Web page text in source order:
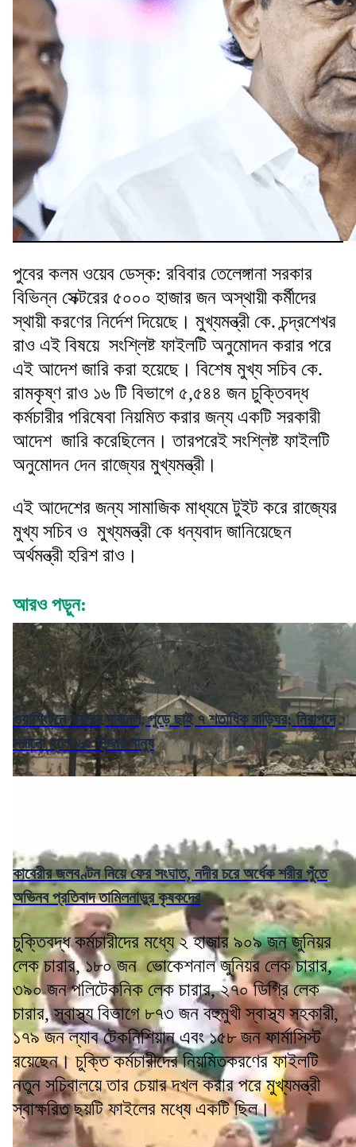
পুবের কলম ওয়েব ডেস্ক: রবিবার তেলেঙ্গানা সরকার
বিভিন্ন সেক্টরের ৫০০০ হাজার জন অস্থায়ী কর্মীদের
স্থায়ী করণের নির্দেশ দিয়েছে। মুখ্যমন্ত্রী কে. চন্দ্রশেখর
রাও এই বিষয়ে সংশ্লিষ্ট ফাইলটি অনুমোদন করার পরে
এই আদেশ জারি করা হয়েছে। বিশেষ মুখ্য সচিব কে.
রামকৃষ্ণ রাও ১৬ টি বিভাগে ৫,৫৪৪ জন চুক্তিবদ্ধ
কর্মচারীর পরিষেবা নিয়মিত করার জন্য একটি সরকারী
আদেশ জারি করেছিলেন। তারপরেই সংশ্লিষ্ট ফাইলটি
অনুমোদন দেন রাজ্যের মুখ্যমন্ত্রী।
এই আদেশের জন্য সামাজিক মাধ্যমে টুইট করে রাজ্যের
মুখ্য সচিব ও মুখ্যমন্ত্রী কে ধন্যবাদ জানিয়েছেন
অর্থমন্ত্রী হরিশ রাও।
আরও পড়ুন:
ওয়াশিংটনে ভয়াবহ দাবানল, পুড়ে ছাই ৭ শতাধিক বাড়িঘর; নিরাপদে
সরানো হলো ৬৫ হাজার মানুষ
কাবেরীর জলবণ্টন নিয়ে ফের সংঘাত, নদীর চরে অর্ধেক শরীর পুঁতে
অভিনব প্রতিবাদ তামিলনাড়ুর কৃষকদের
চুক্তিবদ্ধ কর্মচারীদের মধ্যে ২ হাজার ৯০৯ জন জুনিয়র
লেক চারার, ১৮০ জন ভোকেশনাল জুনিয়র লেক চারার,
৩৯০ জন পলিটেকনিক লেক চারার, ২৭০ ডিগ্রি লেক
চারার, স্বাস্থ্য বিভাগে ৮৭৩ জন বহুমুখী স্বাস্থ্য সহকারী,
১৭৯ জন ল্যাব টেকনিশিয়ান এবং ১৫৮ জন ফার্মাসিস্ট
রয়েছেন। চুক্তি কর্মচারীদের নিয়মিতকরণের ফাইলটি
নতুন সচিবালয়ে তার চেয়ার দখল করার পরে মুখ্যমন্ত্রী
স্বাক্ষরিত ছয়টি ফাইলের মধ্যে একটি ছিল।